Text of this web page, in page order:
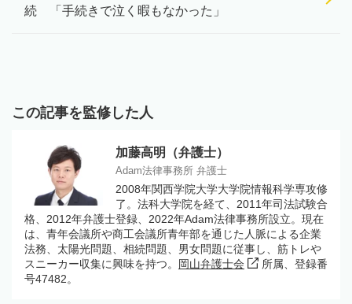
続 「手続きで泣く暇もなかった」
この記事を監修した人
加藤高明（弁護士）
Adam法律事務所 弁護士
2008年関西学院大学大学院情報科学専攻修
了。法科大学院を経て、2011年司法試験合
格、2012年弁護士登録、2022年Adam法律事務所設立。現在
は、青年会議所や商工会議所青年部を通じた人脈による企業
法務、太陽光問題、相続問題、男女問題に従事し、筋トレや
スニーカー収集に興味を持つ。 岡山弁護士会
所属、登録番
号47482。